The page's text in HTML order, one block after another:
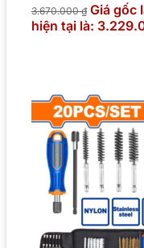
3.670.000₫ Giá gốc
hiện tại là: